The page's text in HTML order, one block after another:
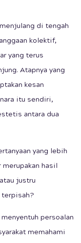
di tengah
kolektif,
yang terus
Atapnya yang
kesan
itu sendiri,
antara dua
yang lebih
merupakan hasil
justru
terpisah?
persoalan
memahami